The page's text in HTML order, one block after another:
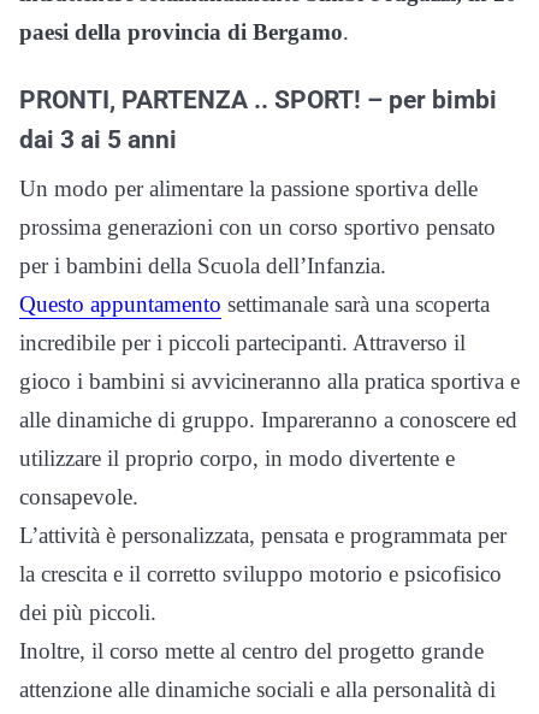
paesi della provincia di Bergamo.
PRONTI, PARTENZA .. SPORT! – per bimbi
dai 3 ai 5 anni
Un modo per alimentare la passione sportiva delle
prossima generazioni con un corso sportivo pensato
per i bambini della Scuola dell’Infanzia.
Questo appuntamento settimanale sarà una scoperta
incredibile per i piccoli partecipanti. Attraverso il
gioco i bambini si avvicineranno alla pratica sportiva e
alle dinamiche di gruppo. Impareranno a conoscere ed
utilizzare il proprio corpo, in modo divertente e
consapevole.
L’attività è personalizzata, pensata e programmata per
la crescita e il corretto sviluppo motorio e psicofisico
dei più piccoli.
Inoltre, il corso mette al centro del progetto grande
attenzione alle dinamiche sociali e alla personalità di